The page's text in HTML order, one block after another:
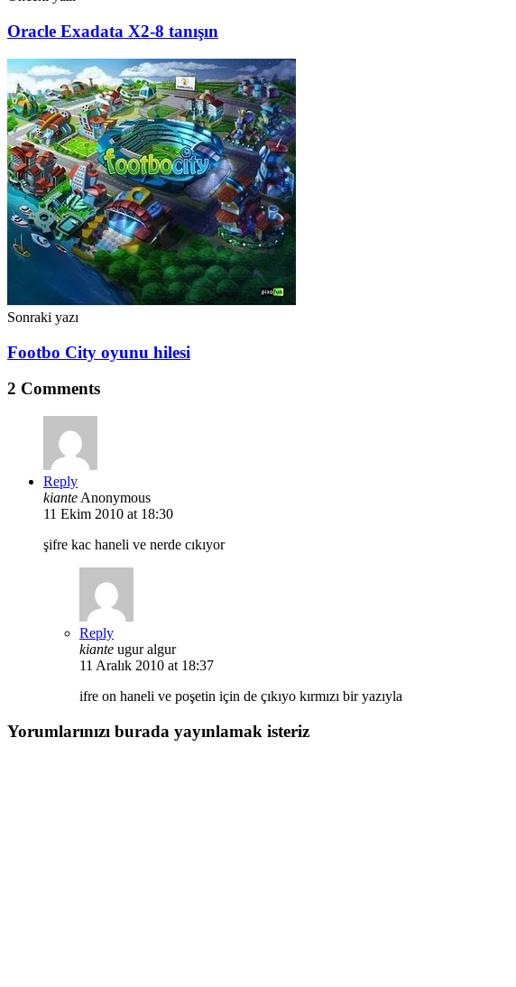
Oracle Exadata X2-8 tanışın
Sonraki yazı
Footbo City oyunu hilesi
2 Comments
Reply
kiante Anonymous
11 Ekim 2010 at 18:30
şifre kac haneli ve nerde cıkıyor
Reply
kiante ugur algur
11 Aralık 2010 at 18:37
ifre on haneli ve poşetin için de çıkıyo kırmızı bir yazıyla
Yorumlarınızı burada yayınlamak isteriz